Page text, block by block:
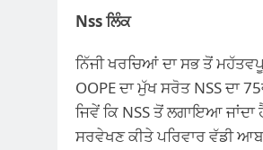
Nss ਲਿੰਕ
ਨਿੱਜੀ ਖਰਚਿਆਂ ਦਾ ਸਭ ਤੋਂ
OOPE ਦਾ ਮੁੱਖ ਸਰੋਤ NSS
ਜਿਵੇਂ ਕਿ NSS ਤੋਂ ਲਗਾਇਆ
ਸਰਵੇਖਣ ਕੀਤੇ ਪਰਿਵਾਰ ਵੱਡੀ